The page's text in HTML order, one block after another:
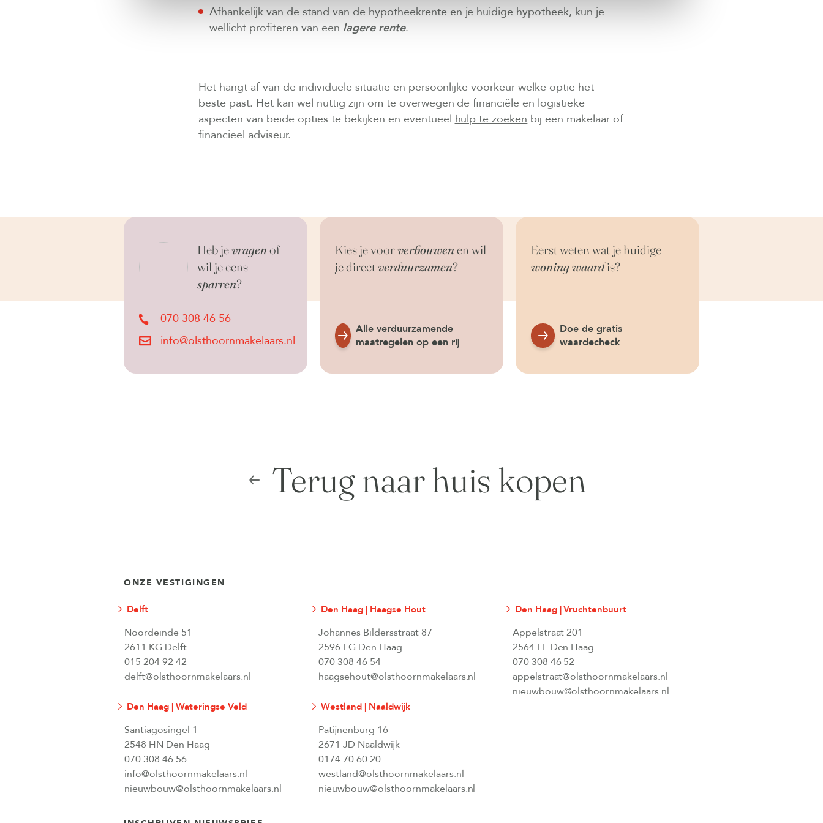
Afhankelijk van de stand van de hypotheekrente en je huidige hypotheek, kun je
wellicht profiteren van een lagere rente.
Het hangt af van de individuele situatie en persoonlijke voorkeur welke optie het
beste past. Het kan wel nuttig zijn om te overwegen de financiële en logistieke
aspecten van beide opties te bekijken en eventueel hulp te zoeken bij een makelaar of
financieel adviseur.
Heb jevragen of
wil je eens
sparren?
070 308 46 56
info@olsthoornmakelaars.nl
Kies je voorverbouwen en wil
je directverduurzamen?
Alle verduurzamende
maatregelen op een rij
Eerst weten wat je huidige
woning waardis?
Doe de gratis
waardecheck
Terug naar huis kopen
ONZE VESTIGINGEN
Delft
Noordeinde 51
2611 KG Delft
015 204 92 42
delft@olsthoornmakelaars.nl
Den Haag | Haagse Hout
Johannes Bildersstraat 87
2596 EG Den Haag
070 308 46 54
haagsehout@olsthoornmakelaars.nl
Den Haag | Vruchtenbuurt
Appelstraat 201
2564 EE Den Haag
070 308 46 52
appelstraat@olsthoornmakelaars.nl
nieuwbouw@olsthoornmakelaars.nl
Den Haag | Wateringse Veld
Santiagosingel 1
2548 HN Den Haag
070 308 46 56
info@olsthoornmakelaars.nl
nieuwbouw@olsthoornmakelaars.nl
Westland | Naaldwijk
Patijnenburg 16
2671 JD Naaldwijk
0174 70 60 20
westland@olsthoornmakelaars.nl
nieuwbouw@olsthoornmakelaars.nl